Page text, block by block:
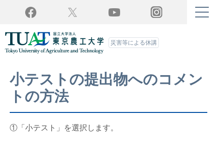
Facebook Twitter YouTube Instagram
災害等による休講
小テストの提出物へのコメン
トの方法
①「小テスト」を選択します。